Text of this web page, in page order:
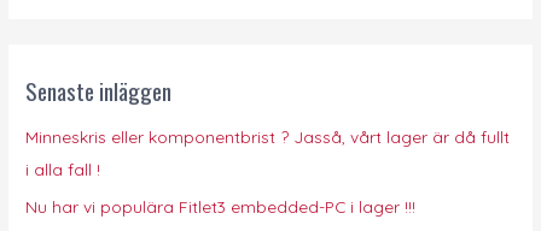
f
:
Senaste inläggen
Minneskris eller komponentbrist ? Jasså, vårt lager är då fullt
i alla fall !
Nu har vi populära Fitlet3 embedded-PC i lager !!!